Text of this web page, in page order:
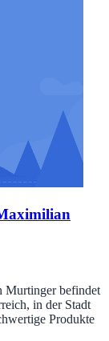
befindet
in der Stadt
Produkte